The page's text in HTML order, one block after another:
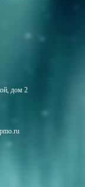
дом 2